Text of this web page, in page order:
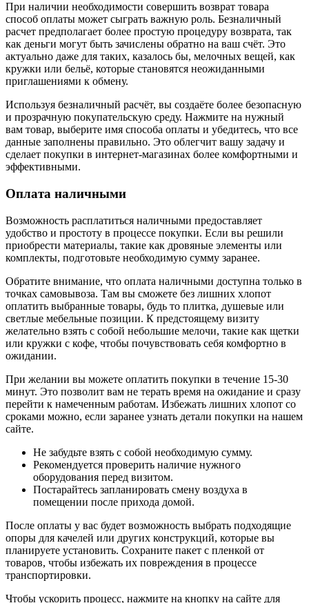
При наличии необходимости совершить возврат товара
способ оплаты может сыграть важную роль. Безналичный
расчет предполагает более простую процедуру возврата, так
как деньги могут быть зачислены обратно на ваш счёт. Это
актуально даже для таких, казалось бы, мелочных вещей, как
кружки или бельё, которые становятся неожиданными
приглашениями к обмену.
Используя безналичный расчёт, вы создаёте более безопасную
и прозрачную покупательскую среду. Нажмите на нужный
вам товар, выберите имя способа оплаты и убедитесь, что все
данные заполнены правильно. Это облегчит вашу задачу и
сделает покупки в интернет-магазинах более комфортными и
эффективными.
Оплата наличными
Возможность расплатиться наличными предоставляет
удобство и простоту в процессе покупки. Если вы решили
приобрести материалы, такие как дровяные элементы или
комплекты, подготовьте необходимую сумму заранее.
Обратите внимание, что оплата наличными доступна только в
точках самовывоза. Там вы сможете без лишних хлопот
оплатить выбранные товары, будь то плитка, душевые или
светлые мебельные позиции. К предстоящему визиту
желательно взять с собой небольшие мелочи, такие как щетки
или кружки с кофе, чтобы почувствовать себя комфортно в
ожидании.
При желании вы можете оплатить покупки в течение 15-30
минут. Это позволит вам не терать время на ожидание и сразу
перейти к намеченным работам. Избежать лишних хлопот со
сроками можно, если заранее узнать детали покупки на нашем
сайте.
Не забудьте взять с собой необходимую сумму.
Рекомендуется проверить наличие нужного
оборудования перед визитом.
Постарайтесь запланировать смену воздуха в
помещении после прихода домой.
После оплаты у вас будет возможность выбрать подходящие
опоры для качелей или других конструкций, которые вы
планируете установить. Сохраните пакет с пленкой от
товаров, чтобы избежать их повреждения в процессе
транспортировки.
Чтобы ускорить процесс, нажмите на кнопку на сайте для